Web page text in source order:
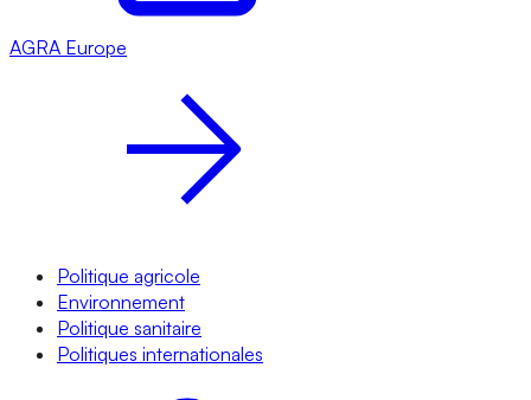
AGRA Europe
Politique agricole
Environnement
Politique sanitaire
Politiques internationales